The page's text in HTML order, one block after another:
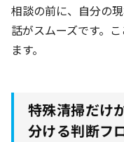
相談の前に、自分の
話がスムーズです。
ます。
特殊清掃だけ
分ける判断フ